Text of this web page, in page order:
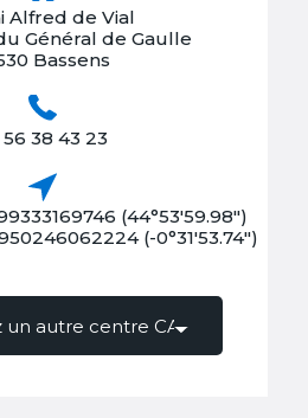
Alfred de Vial
Général de Gaulle
Bassens
38 43 23
(44°53'59.98")
(-0°31'53.74")